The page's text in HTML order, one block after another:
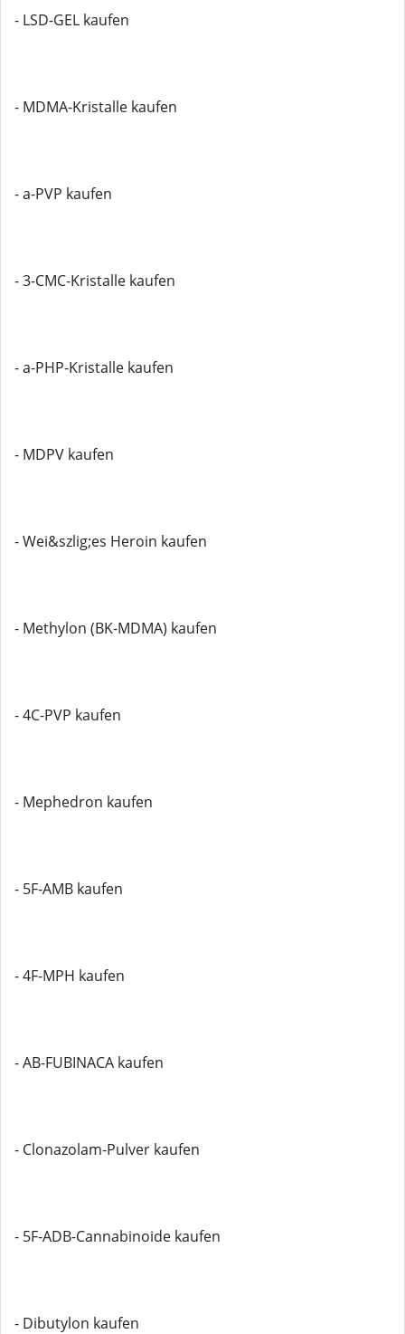
- LSD-GEL kaufen
- MDMA-Kristalle kaufen
- a-PVP kaufen
- 3-CMC-Kristalle kaufen
- a-PHP-Kristalle kaufen
- MDPV kaufen
- Wei&szlig;es Heroin kaufen
- Methylon (BK-MDMA) kaufen
- 4C-PVP kaufen
- Mephedron kaufen
- 5F-AMB kaufen
- 4F-MPH kaufen
- AB-FUBINACA kaufen
- Clonazolam-Pulver kaufen
- 5F-ADB-Cannabinoide kaufen
- Dibutylon kaufen